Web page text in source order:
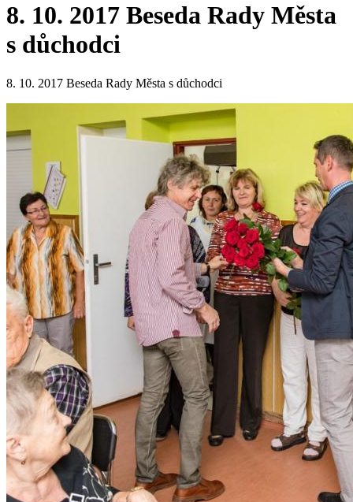
8. 10. 2017 Beseda Rady Města
s důchodci
8. 10. 2017 Beseda Rady Města s důchodci